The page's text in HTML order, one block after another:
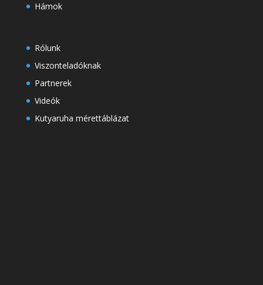
Hámok
Rólunk
Viszonteladóknak
Partnerek
Videók
Kutyaruha mérettáblázat